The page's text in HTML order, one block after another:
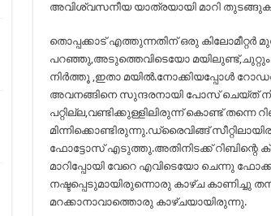
അവിശ്വസനീയ യാത്രയായി മാറി
തൊപ്പക്കാട് എത്തുന്നതിന് ഒരു കിലോമീറ്റർ
പറഞ്ഞു,അടുത്തെവിടെയോ
നിർത്തൂ ,ഇതാ മയിൽ.നോക്കിയപ്പോൾ
അവനങ്ങിനെ സുന്ദരനായി പോസ് ചെയ്ത്
പറ്റില്ല,വണ്ടിക്കുള്ളിലിരുന്ന് കൊണ്ട് തന്നെ
മിന്നിക്കൊണ്ടിരുന്നു.ഡ്രൈവിങ്ങ്
ഫോട്ടോസ് എടുത്തു.അതിനിടക്ക്
മാറിപ്പോയി വേറെ എവിടെയോ ചെന്നു
നഷ്ടപ്പെടുമായിരുന്നൊരു കാഴ്ച കാണിച്ചു
മറക്കാനാവാത്തൊരു കാഴ്ചയായിരുന്നു.